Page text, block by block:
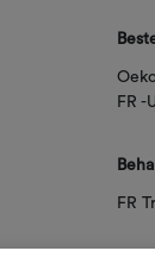
FR -
FR